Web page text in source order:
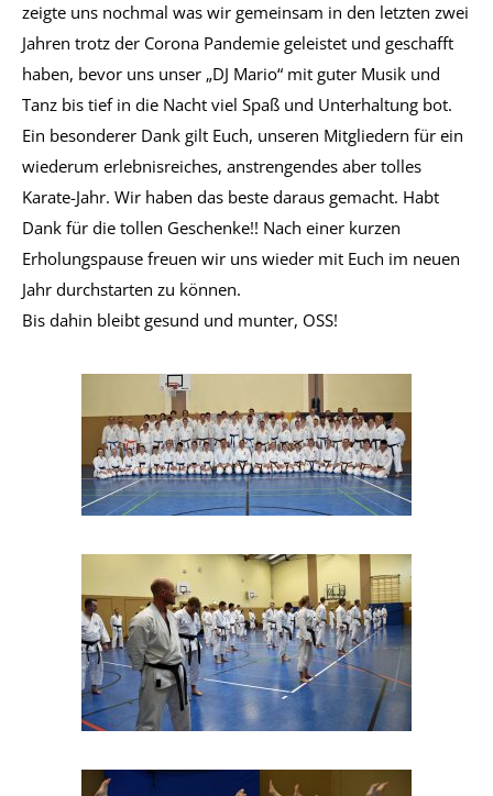
zeigte uns nochmal was wir gemeinsam in den letzten zwei
Jahren trotz der Corona Pandemie geleistet und geschafft
haben, bevor uns unser „DJ Mario“ mit guter Musik und
Tanz bis tief in die Nacht viel Spaß und Unterhaltung bot.
Ein besonderer Dank gilt Euch, unseren Mitgliedern für ein
wiederum erlebnisreiches, anstrengendes aber tolles
Karate-Jahr. Wir haben das beste daraus gemacht. Habt
Dank für die tollen Geschenke!! Nach einer kurzen
Erholungspause freuen wir uns wieder mit Euch im neuen
Jahr durchstarten zu können.
Bis dahin bleibt gesund und munter, OSS!